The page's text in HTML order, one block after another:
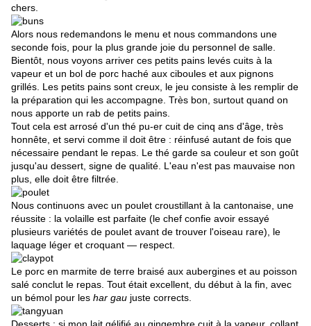
chers.
Alors nous redemandons le menu et nous commandons une
seconde fois, pour la plus grande joie du personnel de salle.
Bientôt, nous voyons arriver ces petits pains levés cuits à la
vapeur et un bol de porc haché aux ciboules et aux pignons
grillés. Les petits pains sont creux, le jeu consiste à les remplir de
la préparation qui les accompagne. Très bon, surtout quand on
nous apporte un rab de petits pains.
Tout cela est arrosé d'un thé pu-er cuit de cinq ans d'âge, très
honnête, et servi comme il doit être : réinfusé autant de fois que
nécessaire pendant le repas. Le thé garde sa couleur et son goût
jusqu'au dessert, signe de qualité. L'eau n'est pas mauvaise non
plus, elle doit être filtrée.
Nous continuons avec un poulet croustillant à la cantonaise, une
réussite : la volaille est parfaite (le chef confie avoir essayé
plusieurs variétés de poulet avant de trouver l'oiseau rare), le
laquage léger et croquant — respect.
Le porc en marmite de terre braisé aux aubergines et au poisson
salé conclut le repas. Tout était excellent, du début à la fin, avec
un bémol pour les har gau juste corrects.